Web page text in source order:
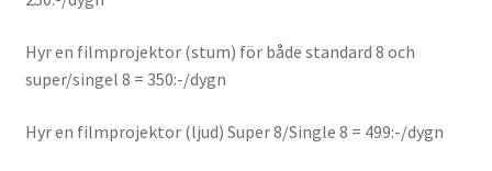
Direktbetalning
Hyr en projektor
Hyr en filmprojektor (stum) för både standard 8 och
super/singel 8 = 350:-/dygn
Hyr en filmprojektor (ljud) Super 8/Single 8 = 499:-/dygn